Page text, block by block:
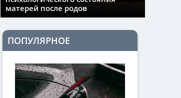
матерей после родов
ПОПУЛЯРНОЕ